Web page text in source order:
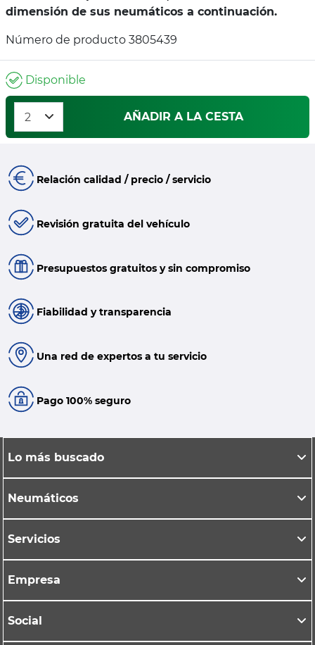
dimensión de sus neumáticos a continuación.
Número de producto 3805439
Disponible
AÑADIR A LA CESTA
Relación calidad / precio / servicio
Revisión gratuita del vehículo
Presupuestos gratuitos y sin compromiso
Fiabilidad y transparencia
Una red de expertos a tu servicio
Pago 100% seguro
Lo más buscado
Neumáticos
Servicios
Empresa
Social